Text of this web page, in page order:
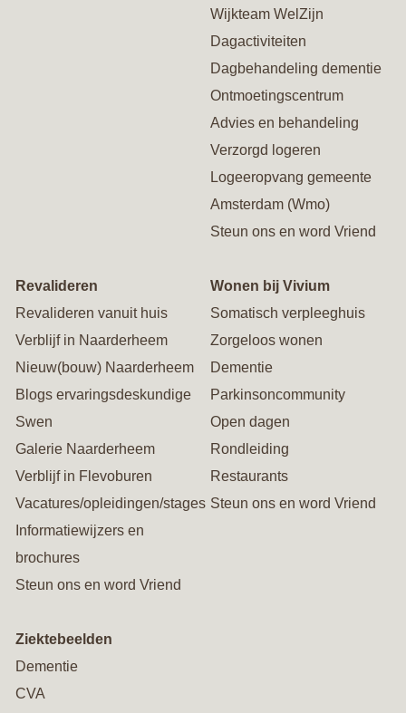
Wijkteam WelZijn
Dagactiviteiten
Dagbehandeling dementie
Ontmoetingscentrum
Advies en behandeling
Verzorgd logeren
Logeeropvang gemeente
Amsterdam (Wmo)
Steun ons en word Vriend
Revalideren
Revalideren vanuit huis
Verblijf in Naarderheem
Nieuw(bouw) Naarderheem
Blogs ervaringsdeskundige
Swen
Galerie Naarderheem
Verblijf in Flevoburen
Vacatures/opleidingen/stages
Informatiewijzers en
brochures
Steun ons en word Vriend
Wonen bij Vivium
Somatisch verpleeghuis
Zorgeloos wonen
Dementie
Parkinsoncommunity
Open dagen
Rondleiding
Restaurants
Steun ons en word Vriend
Ziektebeelden
Dementie
CVA